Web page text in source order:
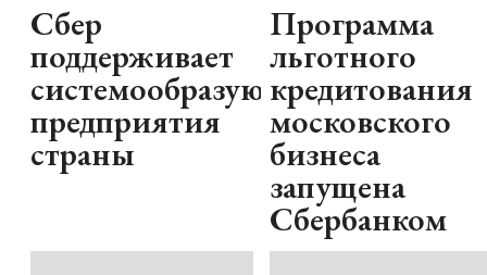
Сбер
поддерживает
системообразующие
предприятия
страны
Программа
льготного
кредитования
московского
бизнеса
запущена
Сбербанком